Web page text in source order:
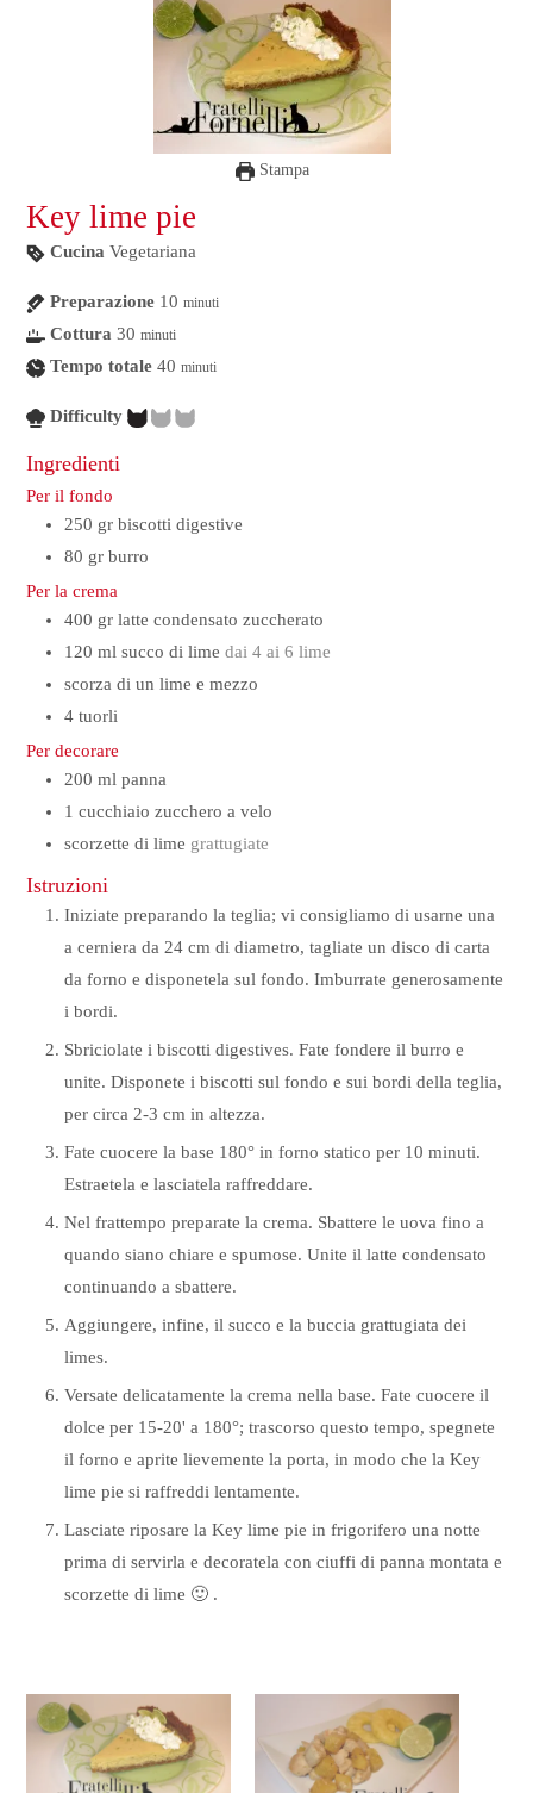
Stampa
Key lime pie
Cucina Vegetariana
Preparazione 10 minuti
Cottura 30 minuti
Tempo totale 40 minuti
Difficulty
Ingredienti
Per il fondo
250 gr biscotti digestive
80 gr burro
Per la crema
400 gr latte condensato zuccherato
120 ml succo di lime dai 4 ai 6 lime
scorza di un lime e mezzo
4 tuorli
Per decorare
200 ml panna
1 cucchiaio zucchero a velo
scorzette di lime grattugiate
Istruzioni
Iniziate preparando la teglia; vi consigliamo di usarne una
a cerniera da 24 cm di diametro, tagliate un disco di carta
da forno e disponetela sul fondo. Imburrate generosamente
i bordi.
Sbriciolate i biscotti digestives. Fate fondere il burro e
unite. Disponete i biscotti sul fondo e sui bordi della teglia,
per circa 2-3 cm in altezza.
Fate cuocere la base 180° in forno statico per 10 minuti.
Estraetela e lasciatela raffreddare.
Nel frattempo preparate la crema. Sbattere le uova fino a
quando siano chiare e spumose. Unite il latte condensato
continuando a sbattere.
Aggiungere, infine, il succo e la buccia grattugiata dei
limes.
Versate delicatamente la crema nella base. Fate cuocere il
dolce per 15-20' a 180°; trascorso questo tempo, spegnete
il forno e aprite lievemente la porta, in modo che la Key
lime pie si raffreddi lentamente.
Lasciate riposare la Key lime pie in frigorifero una notte
prima di servirla e decoratela con ciuffi di panna montata e
scorzette di lime 🙂 .